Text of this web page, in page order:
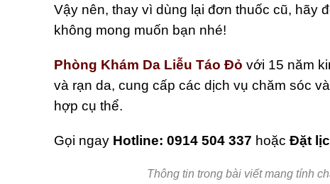
Vậy nên, thay vì dùng lại đơn thuốc cũ, hãy
không mong muốn bạn nhé!
Phòng Khám Da Liễu Táo Đỏ với 15 năm
và rạn da, cung cấp các dịch vụ chăm sóc
hợp cụ thể.
Gọi ngay Hotline: 0914 504 337 hoặc Đặt
Thông tin trong bài viết mang tính